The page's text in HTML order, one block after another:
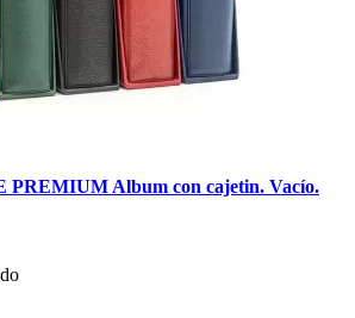
Album con cajetin. Vacío.